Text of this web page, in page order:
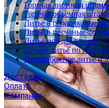
Горячая листовая
Горячая объёмная
Литьё в оболочковые
Литьё в песчаные
Литьё под давлением
Точное литьё по
Центробежное литьё и
Доставка
Оплата
Компания